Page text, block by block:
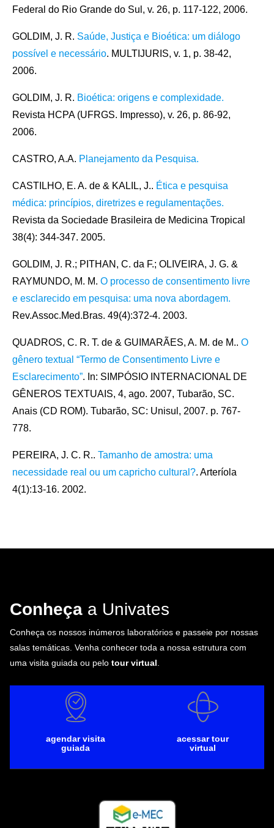
Federal do Rio Grande do Sul, v. 26, p. 117-122, 2006.
GOLDIM, J. R. Saúde, Justiça e Bioética: um diálogo
possível e necessário. MULTIJURIS, v. 1, p. 38-42,
2006.
GOLDIM, J. R. Bioética: origens e complexidade.
Revista HCPA (UFRGS. Impresso), v. 26, p. 86-92,
2006.
CASTRO, A.A. Planejamento da Pesquisa.
CASTILHO, E. A. de & KALIL, J.. Ética e pesquisa
médica: princípios, diretrizes e regulamentações.
Revista da Sociedade Brasileira de Medicina Tropical
38(4): 344-347. 2005.
GOLDIM, J. R.; PITHAN, C. da F.; OLIVEIRA, J. G. &
RAYMUNDO, M. M. O processo de consentimento livre
e esclarecido em pesquisa: uma nova abordagem.
Rev.Assoc.Med.Bras. 49(4):372-4. 2003.
QUADROS, C. R. T. de & GUIMARÃES, A. M. de M.. O
gênero textual “Termo de Consentimento Livre e
Esclarecimento”. In: SIMPÓSIO INTERNACIONAL DE
GÊNEROS TEXTUAIS, 4, ago. 2007, Tubarão, SC.
Anais (CD ROM). Tubarão, SC: Unisul, 2007. p. 767-
778.
PEREIRA, J. C. R.. Tamanho de amostra: uma
necessidade real ou um capricho cultural?. Arteríola
4(1):13-16. 2002.
Conheça a Univates
Conheça os nossos inúmeros laboratórios e passeie por nossas
salas temáticas. Venha conhecer toda a nossa estrutura com
uma visita guiada ou pelo tour virtual
agendar visita
guiada
acessar tour
virtual